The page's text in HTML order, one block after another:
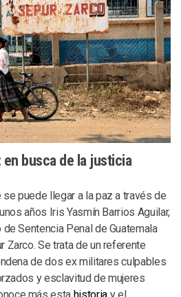
en busca de la justicia
puede llegar a la paz a través de
años Iris Yasmín Barrios Aguilar,
Sentencia Penal de Guatemala
Zarco. Se trata de un referente
de dos ex militares culpables
y esclavitud de mujeres